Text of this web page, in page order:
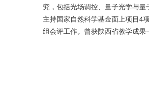
究，包括光场调控、量子光学与
主持国家自然科学基金面上项目4
组会评工作。曾获陕西省教学成果